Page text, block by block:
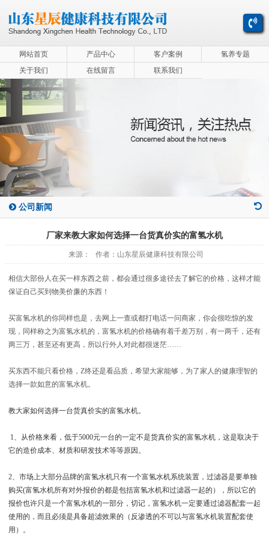
网站首页 产品中心 客户案例
氢养专题
关于我们
在线留言 联系我们
公司新闻
厂家来教大家如何选择一台货真价实的富氢水机
来源： 作者：山东星辰健康科技有限公司
相信大部份人在买一样东西之前，都会通过很多途径去了解它的价格，这样才能
保证自己买到物美价廉的东西！
买富氢水机的你同样也是，去网上一查或都打电话一问商家，你会很吃惊的发
现，同样称之为富氢水机的，富氢水机的价格确有着千差万别，有一两千，还有
两三万，甚至还有更高，所以行外人对此都很迷茫……
买东西不能只看价格，Z终还是看品质，希望大家能够，为了家人的健康理智的
选择一款如意的富氢水机。
教大家如何选择一台货真价实的富氢水机。
1、从价格来看，低于5000元一台的一定不是货真价实的富氢水机，这是取决于
它的造价成本、材质和研发技术等等原因。
2、市场上大部分品牌的富氢水机只有一个富氢水机系统装置，过滤器是要单独
购买(富氢水机所有对外报价的都是包括富氢水机和过滤器一起的），所以它的
报价也许只是一个富氢水机的一部分，切记，富氢水机一定要通过滤器配套一起
使用的，而且必须是具备超滤效果的（反渗透的不可以与富氢水机装置配套使
用）。